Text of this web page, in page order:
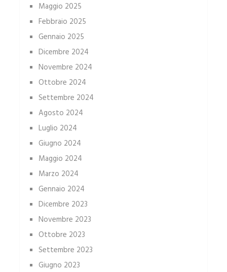
Maggio 2025
Febbraio 2025
Gennaio 2025
Dicembre 2024
Novembre 2024
Ottobre 2024
Settembre 2024
Agosto 2024
Luglio 2024
Giugno 2024
Maggio 2024
Marzo 2024
Gennaio 2024
Dicembre 2023
Novembre 2023
Ottobre 2023
Settembre 2023
Giugno 2023